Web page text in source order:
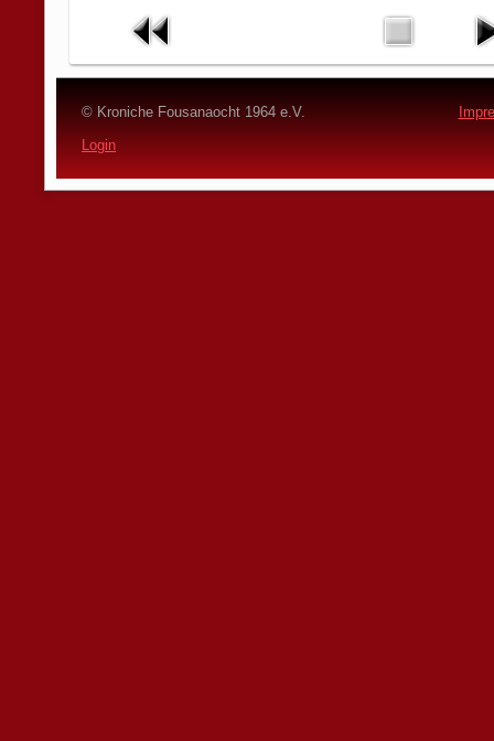
© Kroniche Fousanaocht 1964 e.V.
Login